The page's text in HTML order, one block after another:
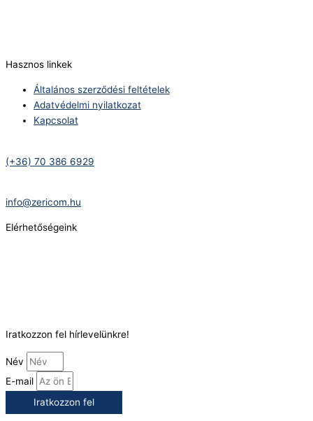
Hasznos linkek
Általános szerződési feltételek
Adatvédelmi nyilatkozat
Kapcsolat
(+36) 70 386 6929
info@zericom.hu
Elérhetőségeink
Iratkozzon fel hírlevelünkre!
Név
E-mail
Iratkozzon fel